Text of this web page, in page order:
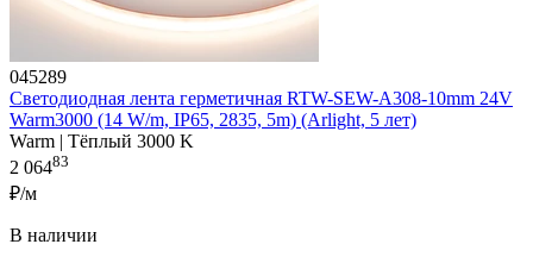
045289
Светодиодная лента герметичная RTW-SEW-A308-10mm 24V
Warm3000 (14 W/m, IP65, 2835, 5m) (Arlight, 5 лет)
Warm | Тёплый 3000 K
2 06483
₽/м
В наличии